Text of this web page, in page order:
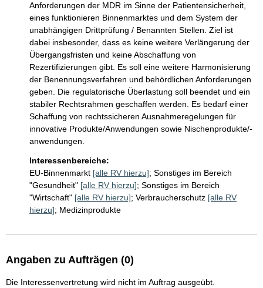
Anforderungen der MDR im Sinne der Patientensicherheit,
eines funktionieren Binnenmarktes und dem System der
unabhängigen Drittprüfung / Benannten Stellen. Ziel ist
dabei insbesonder, dass es keine weitere Verlängerung der
Übergangsfristen und keine Abschaffung von
Rezertifizierungen gibt. Es soll eine weitere Harmonisierung
der Benennungsverfahren und behördlichen Anforderungen
geben. Die regulatorische Überlastung soll beendet und ein
stabiler Rechtsrahmen geschaffen werden. Es bedarf einer
Schaffung von rechtssicheren Ausnahmeregelungen für
innovative Produkte/Anwendungen sowie Nischenprodukte/-
anwendungen.
Interessenbereiche:
EU-Binnenmarkt [alle RV hierzu]; Sonstiges im Bereich
"Gesundheit" [alle RV hierzu]; Sonstiges im Bereich
"Wirtschaft" [alle RV hierzu]; Verbraucherschutz [alle RV
hierzu]; Medizinprodukte
Angaben zu Aufträgen (0)
Die Interessenvertretung wird nicht im Auftrag ausgeübt.